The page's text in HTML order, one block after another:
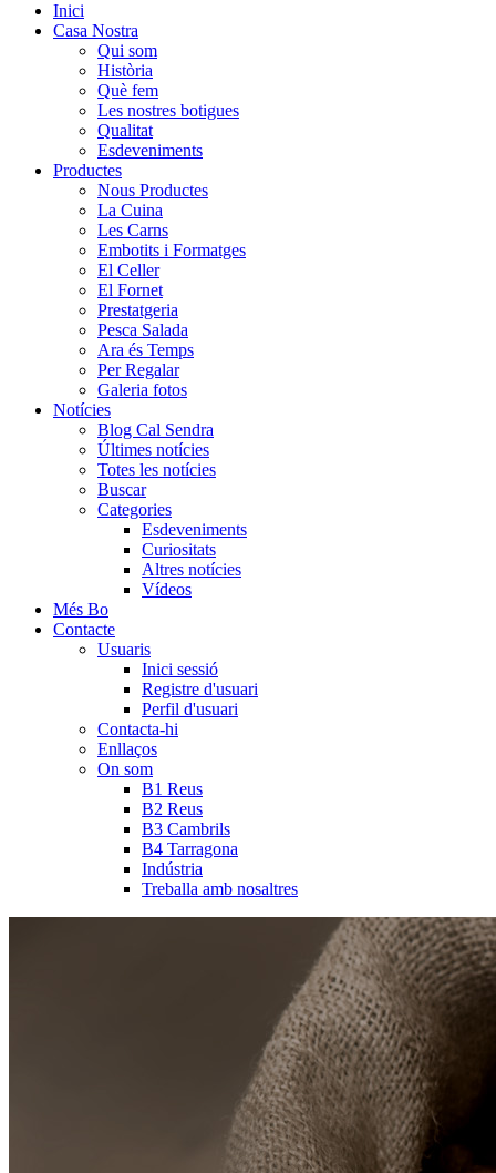
Inici
Casa Nostra
Qui som
Història
Què fem
Les nostres botigues
Qualitat
Esdeveniments
Productes
Nous Productes
La Cuina
Les Carns
Embotits i Formatges
El Celler
El Fornet
Prestatgeria
Pesca Salada
Ara és Temps
Per Regalar
Galeria fotos
Notícies
Blog Cal Sendra
Últimes notícies
Totes les notícies
Buscar
Categories
Esdeveniments
Curiositats
Altres notícies
Vídeos
Més Bo
Contacte
Usuaris
Inici sessió
Registre d'usuari
Perfil d'usuari
Contacta-hi
Enllaços
On som
B1 Reus
B2 Reus
B3 Cambrils
B4 Tarragona
Indústria
Treballa amb nosaltres